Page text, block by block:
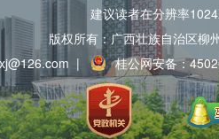
建议读者在分辨率
版权所有：广西壮族自治区柳
| 桂公网安备：